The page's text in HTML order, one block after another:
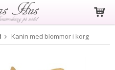
tillagd i varukorgen
Kanin med blommor i korg